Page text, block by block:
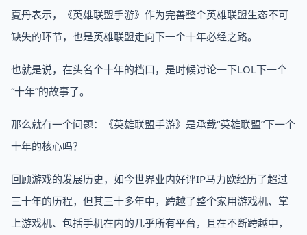
夏丹表示，《英雄联盟手游》作为完善整个英雄联盟生态不可
缺失的环节，也是英雄联盟走向下一个十年必经之路。
也就是说，在头名个十年的档口，是时候讨论一下LOL下一个
“十年”的故事了。
那么就有一个问题：《英雄联盟手游》是承载“英雄联盟”下一个
十年的核心吗？
回顾游戏的发展历史，如今世界业内好评IP马力欧经历了超过
三十年的历程，但其三十多年中，跨越了整个家用游戏机、掌
上游戏机、包括手机在内的几乎所有平台，且在不断跨越中，